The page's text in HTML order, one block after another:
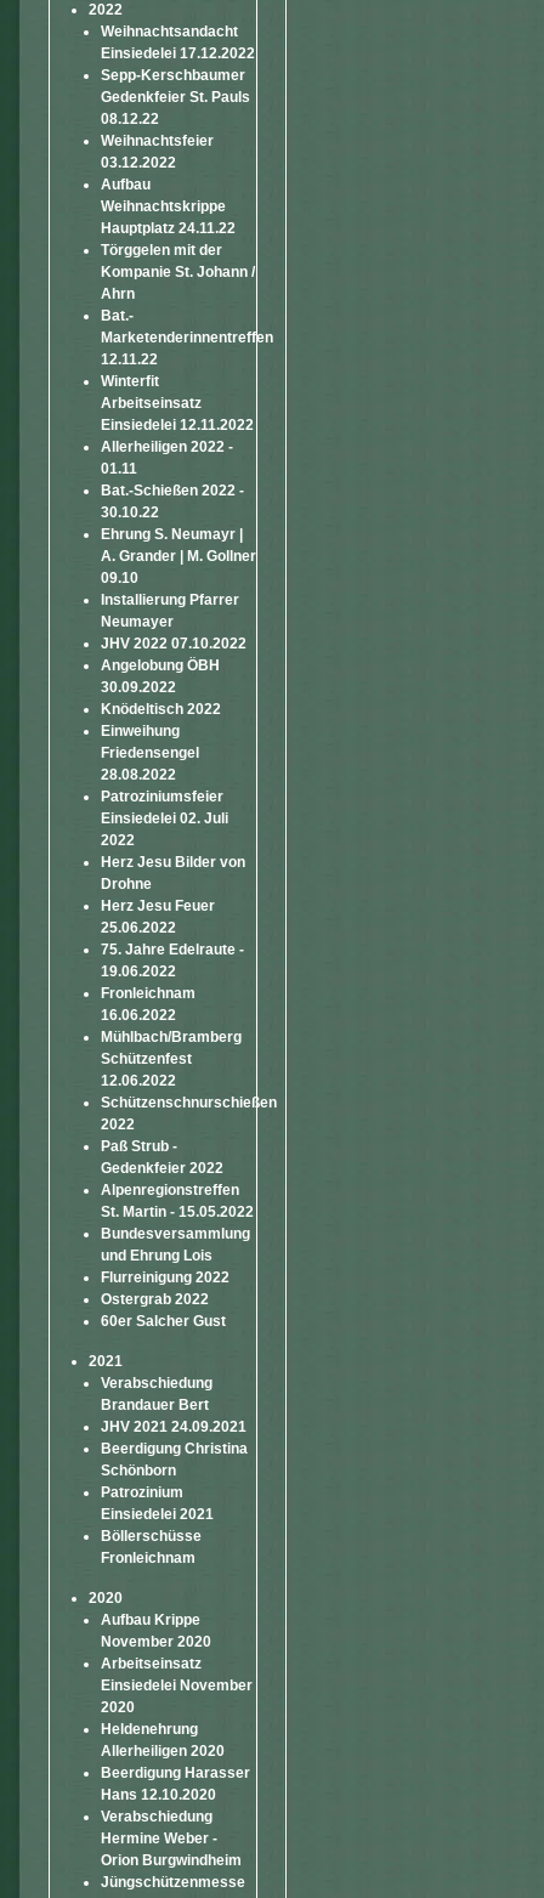
2022
Weihnachtsandacht
Einsiedelei 17.12.2022
Sepp-Kerschbaumer
Gedenkfeier St. Pauls
08.12.22
Weihnachtsfeier
03.12.2022
Aufbau
Weihnachtskrippe
Hauptplatz 24.11.22
Törggelen mit der
Kompanie St. Johann /
Ahrn
Bat.-
Marketenderinnentreffen
12.11.22
Winterfit
Arbeitseinsatz
Einsiedelei 12.11.2022
Allerheiligen 2022 -
01.11
Bat.-Schießen 2022 -
30.10.22
Ehrung S. Neumayr |
A. Grander | M. Gollner
09.10
Installierung Pfarrer
Neumayer
JHV 2022 07.10.2022
Angelobung ÖBH
30.09.2022
Knödeltisch 2022
Einweihung
Friedensengel
28.08.2022
Patroziniumsfeier
Einsiedelei 02. Juli
2022
Herz Jesu Bilder von
Drohne
Herz Jesu Feuer
25.06.2022
75. Jahre Edelraute -
19.06.2022
Fronleichnam
16.06.2022
Mühlbach/Bramberg
Schützenfest
12.06.2022
Schützenschnurschießen
2022
Paß Strub -
Gedenkfeier 2022
Alpenregionstreffen
St. Martin - 15.05.2022
Bundesversammlung
und Ehrung Lois
Flurreinigung 2022
Ostergrab 2022
60er Salcher Gust
2021
Verabschiedung
Brandauer Bert
JHV 2021 24.09.2021
Beerdigung Christina
Schönborn
Patrozinium
Einsiedelei 2021
Böllerschüsse
Fronleichnam
2020
Aufbau Krippe
November 2020
Arbeitseinsatz
Einsiedelei November
2020
Heldenehrung
Allerheiligen 2020
Beerdigung Harasser
Hans 12.10.2020
Verabschiedung
Hermine Weber -
Orion Burgwindheim
Jüngschützenmesse